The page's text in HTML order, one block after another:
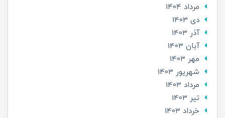
مرداد 1404
دی 1403
آذر 1403
آبان 1403
مهر 1403
شهریور 1403
مرداد 1403
تير 1403
خرداد 1403